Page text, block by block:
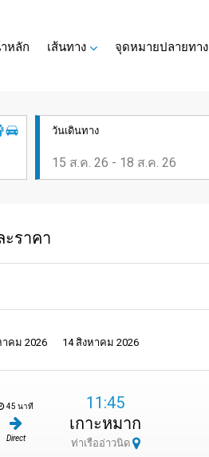
หลัก เส้นทาง จุดหมายปลายทาง
วันเดินทาง
ะราคา
าคม 2026 14 สิงหาคม 2026
45 นาที
Direct
11:45
เกาะหมาก
ท่าเรืออ่าวนิด